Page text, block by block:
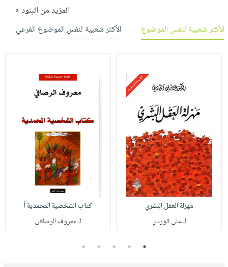
المزيد من البنود »
الأكثر شعبية لنفس الموضوع
الأكثر شعبية لنفس الموضوع الفرعي
مهزلة العقل البشري
لـ علي الوردي
كتاب الشخصية المحمدية أ
لـ معروف الرصافي
1
2
3
4
5